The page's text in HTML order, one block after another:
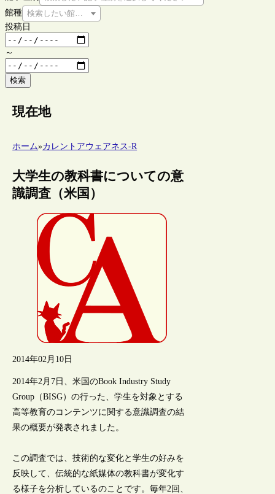
館種 検索したい館種を選択してください
投稿日
～
検索
現在地
ホーム»カレントアウェアネス-R
大学生の教科書についての意
識調査（米国）
2014年02月10日
2014年2月7日、米国のBook Industry Study
Group（BISG）の行った、学生を対象とする
高等教育のコンテンツに関する意識調査の結
果の概要が発表されました。
この調査では、技術的な変化と学生の好みを
反映して、伝統的な紙媒体の教科書が変化す
る様子を分析しているのことです。毎年2回、